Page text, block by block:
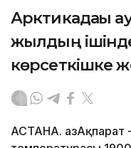
Арктикадағы
жылдың
көрсеткішке
АСТАНА. ҚазАқпарат